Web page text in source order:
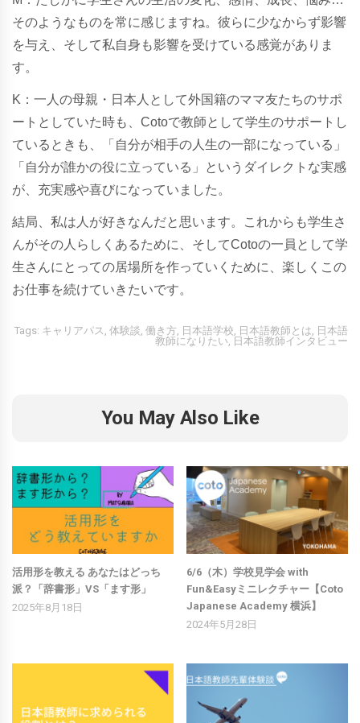
そのようなものを常に感じますね。彼らに少なからず影響
を与え、そして私自身も影響を受けている感覚がありま
す。
K：一人の母親・日本人として外国籍のママ友たちのサポ
ートとしていた時も、Cotoで教師として学生のサポートし
ているときも、「自分が相手の人生の一部になっている」
「自分が誰かの役に立っている」というダイレクトな実感
が、充実感や喜びになっていました。
結局、私は人が好きなんだと思います。これからも学生さ
んがその人らしくあるために、そしてCotoの一員として学
生さんにとっての居場所を作っていくために、楽しくこの
お仕事を続けていきたいです。
Tags: キャリアパス 体験談 働き方 日本語学校 日本語教師とは
日本語
教師になりたい
日本語教師インタビュー
You May Also Like
活用形を教える あなたはどっち
派？「辞書形」VS「ます形」
2025年8月18日
6/6（木）学校見学会 with
Fun&Easyミニレクチャー【Coto
Japanese Academy 横浜】
2024年5月28日